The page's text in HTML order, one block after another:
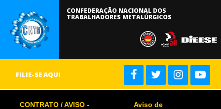
CONFEDERAÇÃO NACIONAL DOS
TRABALHADORES METALÚRGICOS
FILIE-SE AQUI
CONTRATO / AVISO -
Aviso de